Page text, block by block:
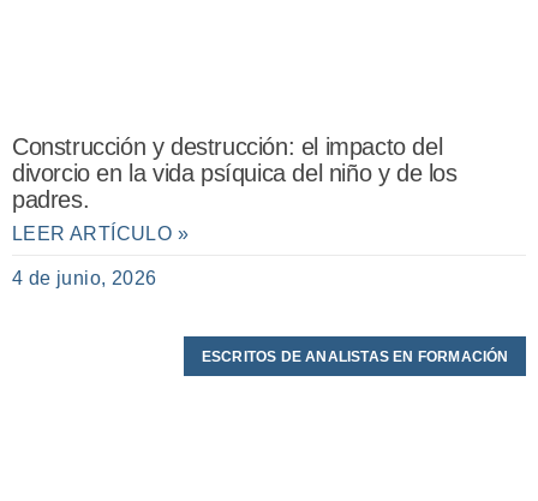
Construcción y destrucción: el impacto del
divorcio en la vida psíquica del niño y de los
padres.
LEER ARTÍCULO »
4 de junio, 2026
ESCRITOS DE ANALISTAS EN FORMACIÓN